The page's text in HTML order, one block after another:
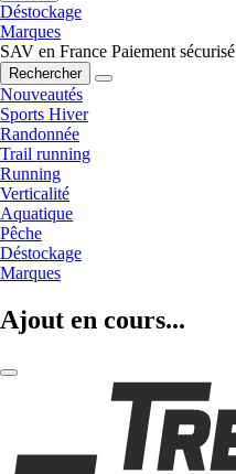
Déstockage
Marques
SAV en France Paiement sécurisé
Rechercher
Nouveautés
Sports Hiver
Randonnée
Trail running
Running
Verticalité
Aquatique
Pêche
Déstockage
Marques
Ajout en cours...